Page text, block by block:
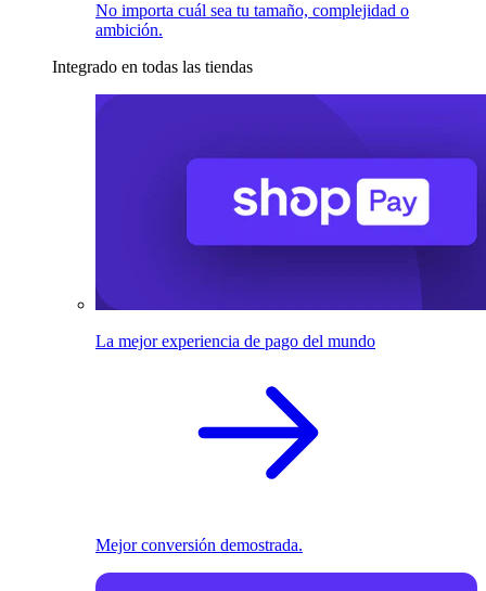
No importa cuál sea tu tamaño, complejidad o
ambición.
Integrado en todas las tiendas
La mejor experiencia de pago del mundo
Mejor conversión demostrada.